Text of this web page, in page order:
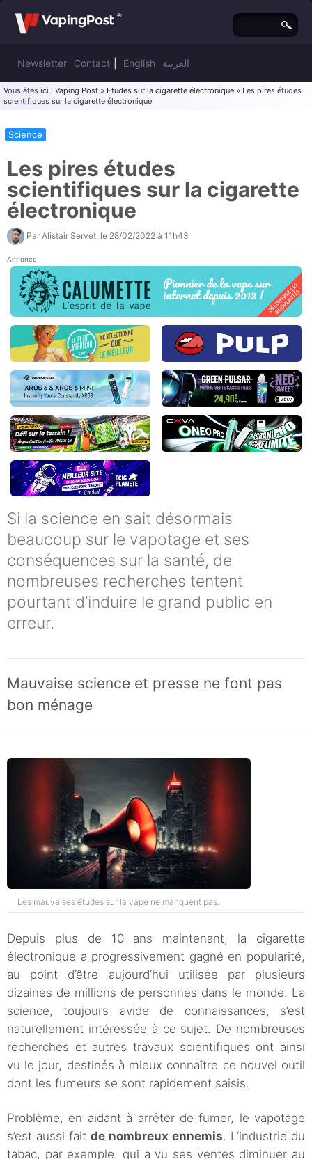
Newsletter Contact English العربية
Vous êtes ici : Vaping Post » Etudes sur la cigarette électronique » Les pires études
scientifiques sur la cigarette électronique
Science
Les pires études
scientifiques sur la cigarette
électronique
Par Alistair Servet , le 28/02/2022 à 11h43
Annonce
Si la science en sait désormais
beaucoup sur le vapotage et ses
conséquences sur la santé, de
nombreuses recherches tentent
pourtant d’induire le grand public en
erreur.
Mauvaise science et presse ne font pas
bon ménage
Les mauvaises études sur la vape ne manquent pas.
Depuis plus de 10 ans maintenant, la cigarette
électronique a progressivement gagné en popularité,
au point d’être aujourd’hui utilisée par plusieurs
dizaines de millions de personnes dans le monde. La
science, toujours avide de connaissances, s’est
naturellement intéressée à ce sujet. De nombreuses
recherches et autres travaux scientifiques ont ainsi
vu le jour, destinés à mieux connaître ce nouvel outil
dont les fumeurs se sont rapidement saisis.
Problème, en aidant à arrêter de fumer, le vapotage
s’est aussi fait de nombreux ennemis. L’industrie du
tabac, par exemple, qui a vu ses ventes diminuer au